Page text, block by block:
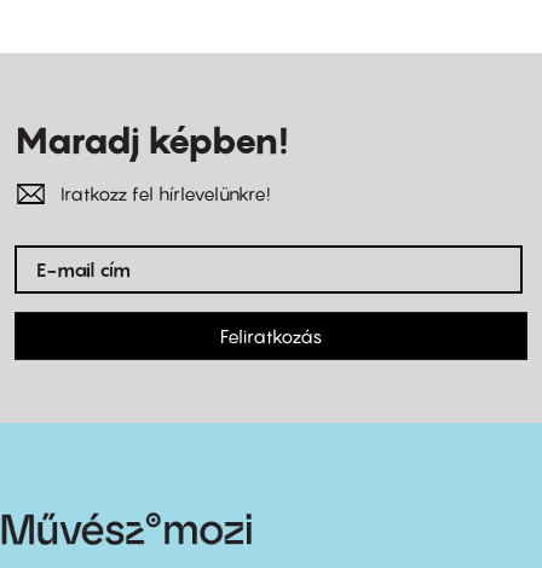
Maradj képben!
Iratkozz fel hírlevelünkre!
Feliratkozás